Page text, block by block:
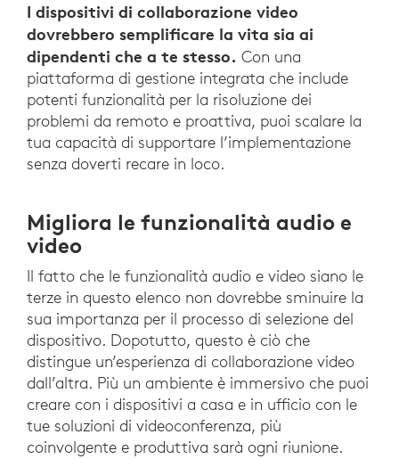
I dispositivi di collaborazione video
dovrebbero semplificare la vita sia ai
dipendenti che a te stesso. Con una
piattaforma di gestione integrata che include
potenti funzionalità per la risoluzione dei
problemi da remoto e proattiva, puoi scalare la
tua capacità di supportare l’implementazione
senza doverti recare in loco.
Migliora le funzionalità audio e
video
Il fatto che le funzionalità audio e video siano le
terze in questo elenco non dovrebbe sminuire la
sua importanza per il processo di selezione del
dispositivo. Dopotutto, questo è ciò che
distingue un’esperienza di collaborazione video
dall’altra. Più un ambiente è immersivo che puoi
creare con i dispositivi a casa e in ufficio con le
tue soluzioni di videoconferenza, più
coinvolgente e produttiva sarà ogni riunione.